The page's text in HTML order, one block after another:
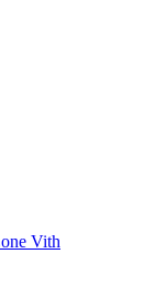
Vith